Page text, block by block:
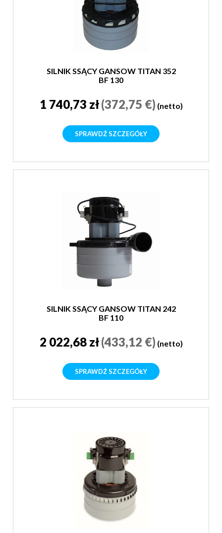
SILNIK SSĄCY GANSOW TITAN 352
BF 130
1 740,73 zł(372,75 €) (netto)
SPRAWDŹ SZCZEGÓŁY
SILNIK SSĄCY GANSOW TITAN 242
BF 110
2 022,68 zł(433,12 €) (netto)
SPRAWDŹ SZCZEGÓŁY